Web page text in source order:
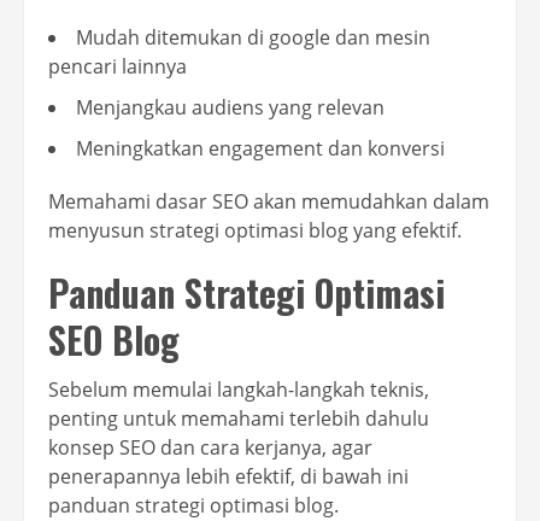
Mudah ditemukan di google dan mesin
pencari lainnya
Menjangkau audiens yang relevan
Meningkatkan engagement dan konversi
Memahami dasar SEO akan memudahkan dalam
menyusun strategi optimasi blog yang efektif.
Panduan Strategi Optimasi
SEO Blog
Sebelum memulai langkah-langkah teknis,
penting untuk memahami terlebih dahulu
konsep SEO dan cara kerjanya, agar
penerapannya lebih efektif, di bawah ini
panduan strategi optimasi blog.